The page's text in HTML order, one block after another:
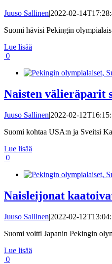
Juuso Sallinen|2022-02-
Suomi hävisi Pekingin
Lue lisää
0
Naisten välieräparit
Juuso Sallinen|2022-02-
Suomi kohtaa USA:n ja Sveitsi
Lue lisää
0
Naisleijonat
Juuso Sallinen|2022-02-
Suomi voitti Japanin Pekingin
Lue lisää
0